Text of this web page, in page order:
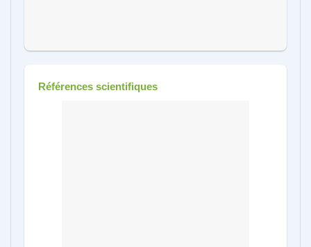
Références scientifiques